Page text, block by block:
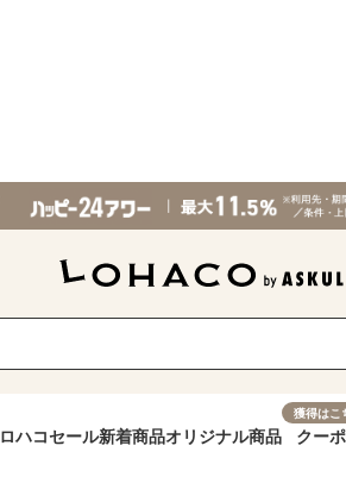
ロハコセール新着商品オリジナル商品
獲得はこ
クー